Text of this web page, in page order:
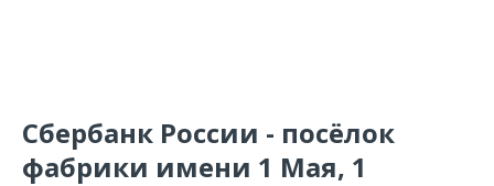
Сбербанк России - посёлок
фабрики имени 1 Мая, 1